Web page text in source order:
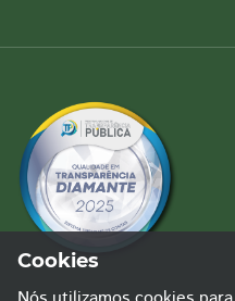
Cookies